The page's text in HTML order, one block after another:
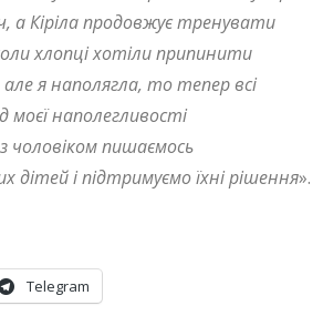
а Кіріла продовжує тренувати
хлопці хотіли припинити
я наполягла, то тепер всі
моєї наполегливості
чоловіком пишаємось
дітей і підтримуємо їхні рішення».
Telegram